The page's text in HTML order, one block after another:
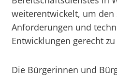
weiterentwickelt, um den
Anforderungen und
Entwicklungen gerecht
Die Bürgerinnen und